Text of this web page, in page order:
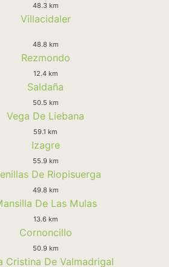
48.3 km
Villacidaler
48.8 km
Rezmondo
12.4 km
Saldaña
50.5 km
Vega De Liebana
59.1 km
Izagre
55.9 km
De Riopisuerga
49.8 km
De Las Mulas
13.6 km
Cornoncillo
50.9 km
Cristina De Valmadrigal